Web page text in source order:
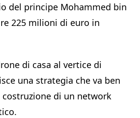
del principe Mohammed bin
225 milioni di euro in
di casa al vertice di
una strategia che va ben
costruzione di un network